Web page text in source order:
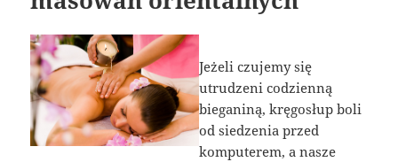
Jeżeli czujemy się
utrudzeni codzienną
bieganiną, kręgosłup boli
od siedzenia przed
komputerem, a nasze